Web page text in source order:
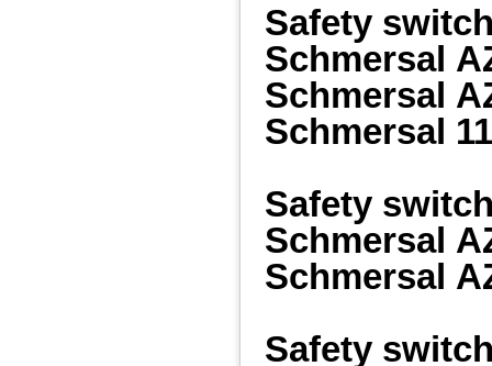
Safety
Schmersal
Schmersal
Schmersal
Safety
Schmersal
Schmersal
Safety